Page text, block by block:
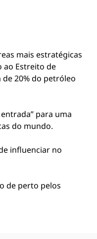
mais estratégicas
ao Estreito de
20% do petróleo
para uma
do mundo.
influenciar no
de perto pelos